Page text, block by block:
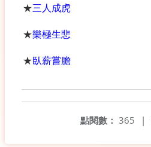
★三人成虎
★樂極生悲
★臥薪嘗膽
點閱數： 365 |